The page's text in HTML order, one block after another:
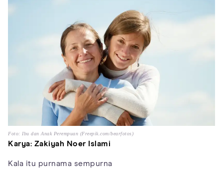
Foto: Ibu dan Anak Perempuan (Freepik.com/bearfotos)
Karya: Zakiyah Noer Islami
Kala itu purnama sempurna